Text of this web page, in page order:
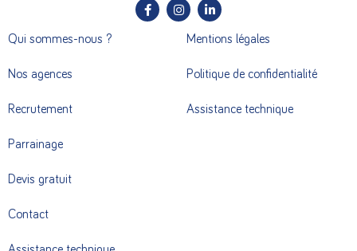
Qui sommes-nous ?
Nos agences
Recrutement
Parrainage
Devis gratuit
Contact
Mentions légales
Politique de confidentialité
Assistance technique